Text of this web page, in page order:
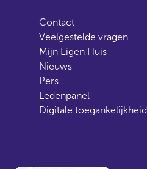
Contact
Veelgestelde vragen
Mijn Eigen Huis
Nieuws
Pers
Ledenpanel
Digitale toegankelijkheid